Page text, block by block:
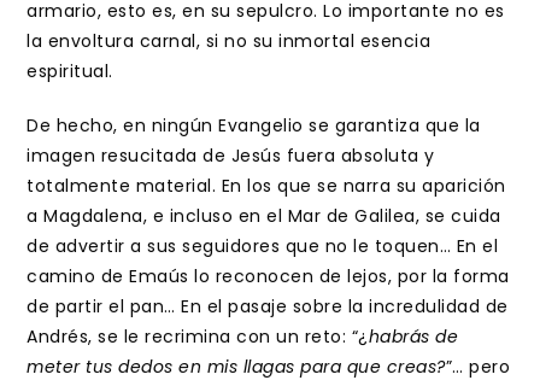
armario, esto es, en su sepulcro. Lo importante no es
la envoltura carnal, si no su inmortal esencia
espiritual.
De hecho, en ningún Evangelio se garantiza que la
imagen resucitada de Jesús fuera absoluta y
totalmente material. En los que se narra su aparición
a Magdalena, e incluso en el Mar de Galilea, se cuida
de advertir a sus seguidores que no le toquen… En el
camino de Emaús lo reconocen de lejos, por la forma
de partir el pan… En el pasaje sobre la incredulidad de
Andrés, se le recrimina con un reto: “¿habrás de
meter tus dedos en mis llagas para que creas?”… pero